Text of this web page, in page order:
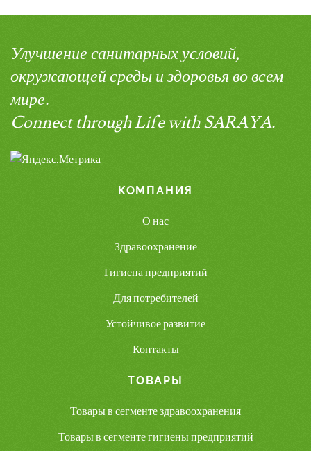
Улучшение санитарных условий,
окружающей среды и здоровья во всем
мире.
Connect through Life with SARAYA.
КОМПАНИЯ
О нас
Здравоохранение
Гигиена предприятий
Для потребителей
Устойчивое развитие
Контакты
ТОВАРЫ
Товары в сегменте здравоохранения
Товары в сегменте гигиены предприятий